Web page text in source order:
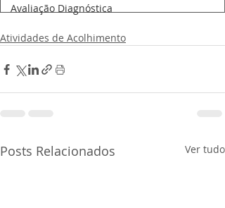
Avaliação Diagnóstica
Atividades de Acolhimento
Posts Relacionados Ver tudo